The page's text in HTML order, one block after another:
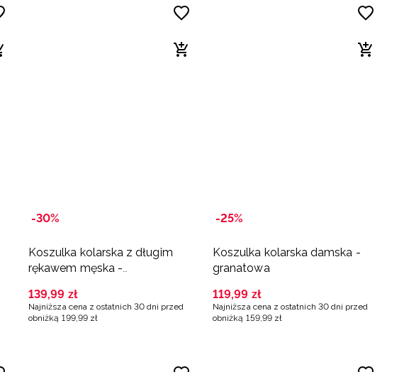
-30%
Koszulka kolarska z długim
rękawem męska -
139,99 zł
Najniższa cena z ostatnich 30 dni przed
obniżką 199,99 zł
-25%
Koszulka kolarska damska -
granatowa
119,99 zł
Najniższa cena z ostatnich 30 dni przed
obniżką 159,99 zł